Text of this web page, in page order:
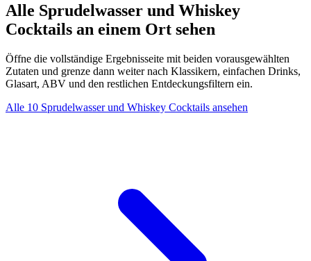
Alle Sprudelwasser und Whiskey
Cocktails an einem Ort sehen
Öffne die vollständige Ergebnisseite mit beiden vorausgewählten
Zutaten und grenze dann weiter nach Klassikern, einfachen Drinks,
Glasart, ABV und den restlichen Entdeckungsfiltern ein.
Alle 10 Sprudelwasser und Whiskey Cocktails ansehen